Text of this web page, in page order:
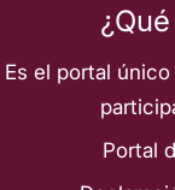
Es el portal
Portal